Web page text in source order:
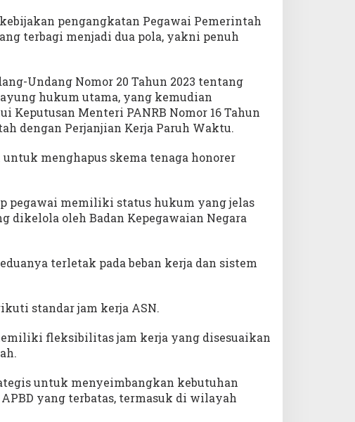
pengangkatan Pegawai Pemerintah
terbagi menjadi dua pola, yakni penuh
Undang Nomor 20 Tahun 2023 tentang
hukum utama, yang kemudian
Menteri PANRB Nomor 16 Tahun
dengan Perjanjian Kerja Paruh Waktu.
menghapus skema tenaga honorer
pegawai memiliki status hukum yang jelas
dikelola oleh Badan Kepegawaian Negara
terletak pada beban kerja dan sistem
standar jam kerja ASN.
fleksibilitas jam kerja yang disesuaikan
untuk menyeimbangkan kebutuhan
yang terbatas, termasuk di wilayah